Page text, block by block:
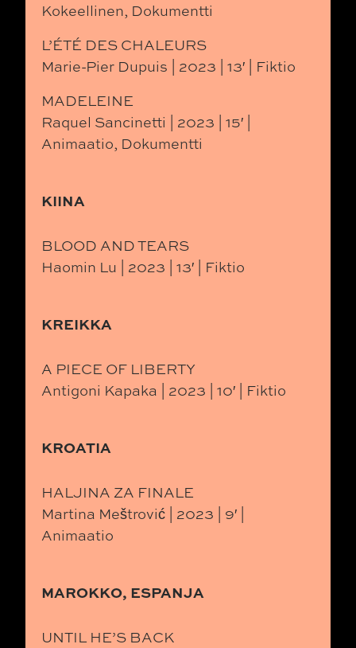
Kokeellinen, Dokumentti
L’ÉTÉ DES CHALEURS
Marie-Pier Dupuis | 2023 | 13′ | Fiktio
MADELEINE
Raquel Sancinetti | 2023 | 15′ |
Animaatio, Dokumentti
KIINA
BLOOD AND TEARS
Haomin Lu | 2023 | 13′ | Fiktio
KREIKKA
A PIECE OF LIBERTY
Antigoni Kapaka | 2023 | 10′ | Fiktio
KROATIA
HALJINA ZA FINALE
Martina Meštrović | 2023 | 9′ |
Animaatio
MAROKKO, ESPANJA
UNTIL HE’S BACK